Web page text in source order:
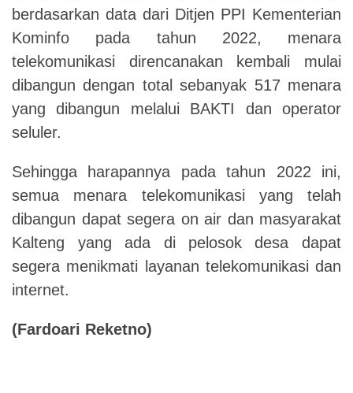
berdasarkan data dari Ditjen PPI Kementerian
Kominfo pada tahun 2022, menara
telekomunikasi direncanakan kembali mulai
dibangun dengan total sebanyak 517 menara
yang dibangun melalui BAKTI dan operator
seluler.
Sehingga harapannya pada tahun 2022 ini,
semua menara telekomunikasi yang telah
dibangun dapat segera on air dan masyarakat
Kalteng yang ada di
pelosok desa dapat
segera menikmati layanan telekomunikasi dan
internet.
(Fardoari Reketno)